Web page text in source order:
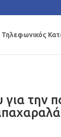
Τηλεφωνικός
την